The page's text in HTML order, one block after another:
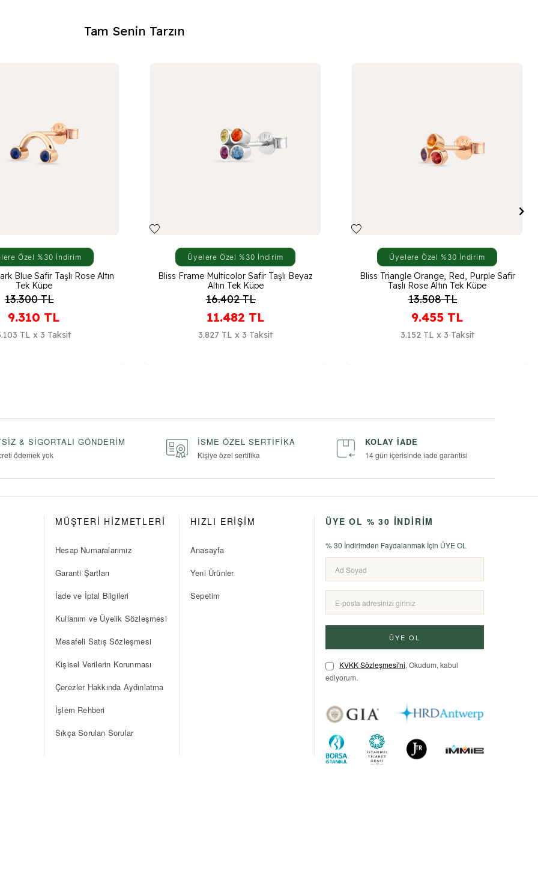
Tam Senin Tarzın
Özel %30 İndirim
Blue Safir Taşlı Rose Altın
Tek Küpe
13.300TL
9.310 TL
TL x 3 Taksit
Üyelere Özel %30 İndirim
Bliss Frame Multicolor Safir Taşlı Beyaz
Altın Tek Küpe
16.402TL
11.482 TL
3.827 TL x 3 Taksit
Üyelere Özel %30 İndirim
Bliss Triangle Orange, Red, Purple Safir
Taşlı Rose Altın Tek Küpe
13.508TL
9.455 TL
3.152 TL x 3 Taksit
& SIGORTALI GÖNDERIM
ödemek yok
İSME ÖZEL SERTIFIKA
Kişiye özel sertifika
KOLAY İADE
14 gün içerisinde iade garantisi
MÜŞTERİ HİZMETLERİ
Hesap Numaralarımız
Garanti Şartları
İade ve İptal Bilgileri
Kullanım ve Üyelik Sözleşmesi
Mesafeli Satış Sözleşmesi
Kişisel Verilerin Korunması
Çerezler Hakkında Aydınlatma
İşlem Rehberi
Sıkça Sorulan Sorular
HIZLI ERİŞİM
Anasayfa
Yeni Ürünler
Sepetim
ÜYE OL % 30 İNDİRİM
% 30 İndirimden Faydalanmak İçin ÜYE OL
ÜYE OL
KVKK Sözleşmesi'ni, Okudum, kabul
ediyorum.